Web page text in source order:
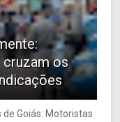
os
Goiás: Motoristas